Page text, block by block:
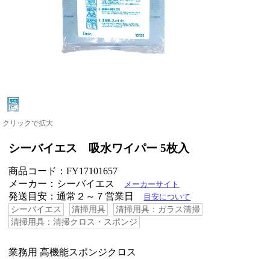
クリックで拡大
シーバイエス 吸水ワイパー 5枚入
商品コード：FY17101657
メーカー：シーバイエス
メーカーサイト
発送目安：通常２～７営業日 目安について
シーバイエス 清掃用具
清掃用具：ガラス清掃
清掃用具：清掃クロス・スポンジ
業務用 高機能スポンジクロス